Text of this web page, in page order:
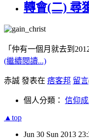
轉會(二) 尋
「仲有一個月就去到
(繼續閱讀...)
赤誠 發表在 痞客邦 留言
個人分類： 信仰
▲top
Jun 30 Sun 2013